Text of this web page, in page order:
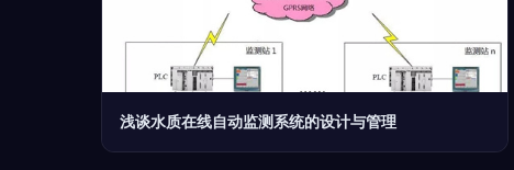
浅谈水质在线自动监测系统的设计与管理